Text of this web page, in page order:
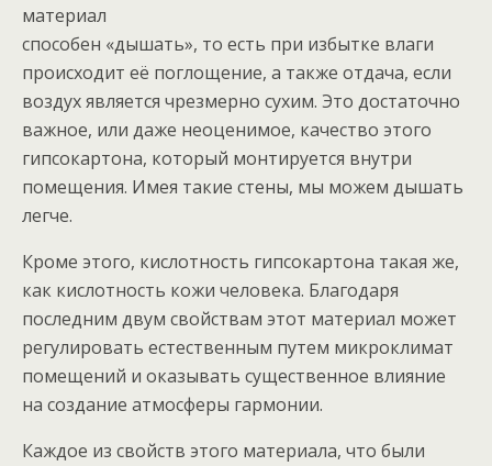
материал
способен «дышать», то есть при избытке влаги
происходит её поглощение, а также отдача, если
воздух является чрезмерно сухим. Это достаточно
важное, или даже неоценимое, качество этого
гипсокартона, который монтируется внутри
помещения. Имея такие стены, мы можем дышать
легче.
Кроме этого, кислотность гипсокартона такая же,
как кислотность кожи человека. Благодаря
последним двум свойствам этот материал может
регулировать естественным путем микроклимат
помещений и оказывать существенное влияние
на создание атмосферы гармонии.
Каждое из свойств этого материала, что были